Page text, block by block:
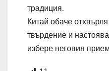
традиция.
Китай обаче
твърдение и
избере неговия